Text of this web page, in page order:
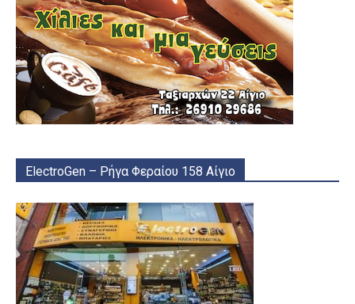
ElectroGen – Ρήγα Φεραίου 158 Αίγιο